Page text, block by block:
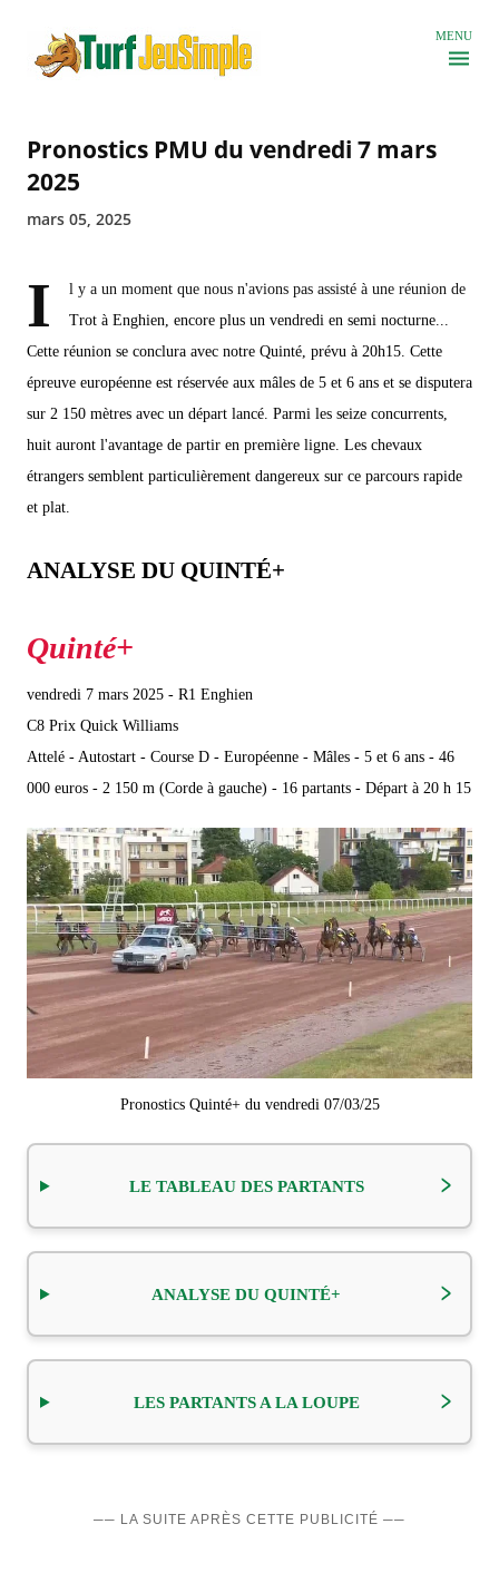
MENU
Pronostics PMU du vendredi 7 mars
2025
mars 05, 2025
I
l y a un moment que nous n'avions pas assisté à une réunion de
Trot à Enghien, encore plus un vendredi en semi nocturne...
Cette réunion se conclura avec notre Quinté, prévu à 20h15. Cette
épreuve européenne est réservée aux mâles de 5 et 6 ans et se disputera
sur 2 150 mètres avec un départ lancé. Parmi les seize concurrents,
huit auront l'avantage de partir en première ligne. Les chevaux
étrangers semblent particulièrement dangereux sur ce parcours rapide
et plat.
ANALYSE DU QUINTÉ+
vendredi 7 mars 2025 - R1 Enghien
C8 Prix Quick Williams
Attelé - Autostart - Course D - Européenne - Mâles - 5 et 6 ans - 46
000 euros - 2 150 m (Corde à gauche) - 16 partants - Départ à 20 h 15
Pronostics Quinté+ du vendredi 07/03/25
LE TABLEAU DES PARTANTS
ANALYSE DU QUINTÉ+
LES PARTANTS A LA LOUPE
── LA SUITE APRÈS CETTE PUBLICITÉ ──